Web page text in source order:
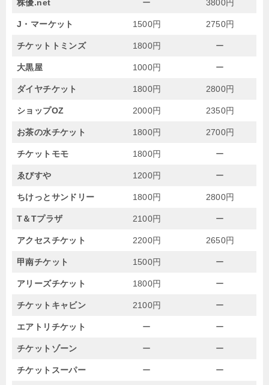
株優.net ー 3800円
J・マーケット 1500円 2750円
チケットトミンズ 1800円 ー
大黒屋 1000円 ー
ダイヤチケット 1800円 2800円
ショップOZ 2000円 2350円
お茶の水チケット 1800円 2700円
チケットモモ 1800円 ー
ゑびすや 1200円 ー
ちけっとサンドリー 1800円 2800円
T＆Tプラザ 2100円 ー
アクセスチケット 2200円 2650円
甲南チケット 1500円 ー
アリーズチケット 1800円 ー
チケットキャビン 2100円 ー
エアトリチケット ー ー
チケットゾーン ー ー
チケットスーパー ー ー